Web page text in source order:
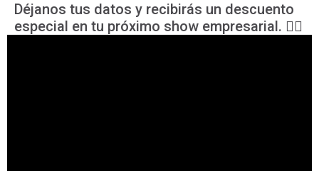
Déjanos tus datos y recibirás un descuento
especial en tu próximo show empresarial. 👉🏻